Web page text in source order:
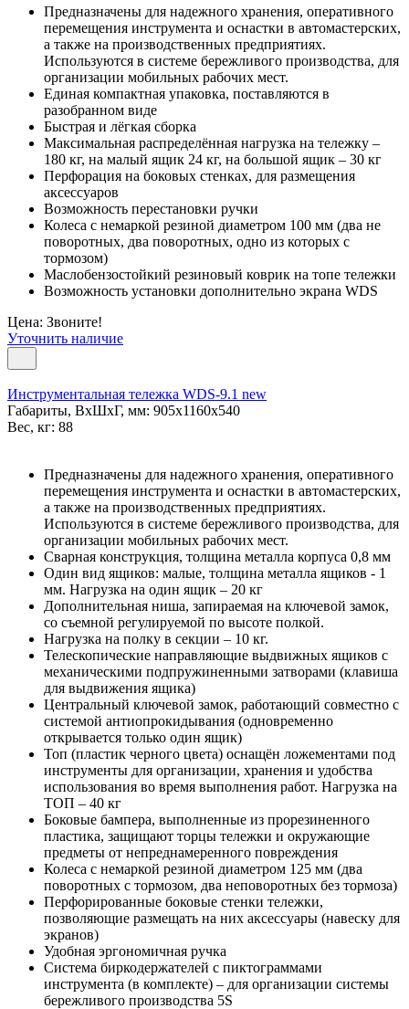
Предназначены для надежного хранения, оперативного
перемещения инструмента и оснастки в автомастерских,
а также на производственных предприятиях.
Используются в системе бережливого производства, для
организации мобильных рабочих мест.
Единая компактная упаковка, поставляются в
разобранном виде
Быстрая и лёгкая сборка
Максимальная распределённая нагрузка на тележку –
180 кг, на малый ящик 24 кг, на большой ящик – 30 кг
Перфорация на боковых стенках, для размещения
аксессуаров
Возможность перестановки ручки
Колеса с немаркой резиной диаметром 100 мм (два не
поворотных, два поворотных, одно из которых с
тормозом)
Маслобензостойкий резиновый коврик на топе тележки
Возможность установки дополнительно экрана WDS
Цена: Звоните!
Уточнить наличие
Инструментальная тележка WDS-9.1 new
Габариты, ВxШxГ, мм: 905x1160x540
Вес, кг: 88
Предназначены для надежного хранения, оперативного
перемещения инструмента и оснастки в автомастерских,
а также на производственных предприятиях.
Используются в системе бережливого производства, для
организации мобильных рабочих мест.
Сварная конструкция, толщина металла корпуса 0,8 мм
Один вид ящиков: малые, толщина металла ящиков - 1
мм. Нагрузка на один ящик – 20 кг
Дополнительная ниша, запираемая на ключевой замок,
со съемной регулируемой по высоте полкой.
Нагрузка на полку в секции – 10 кг.
Телескопические направляющие выдвижных ящиков с
механическими подпружиненными затворами (клавиша
для выдвижения ящика)
Центральный ключевой замок, работающий совместно с
системой антиопрокидывания (одновременно
открывается только один ящик)
Топ (пластик черного цвета) оснащён ложементами под
инструменты для организации, хранения и удобства
использования во время выполнения работ. Нагрузка на
ТОП – 40 кг
Боковые бампера, выполненные из прорезиненного
пластика, защищают торцы тележки и окружающие
предметы от непреднамеренного повреждения
Колеса с немаркой резиной диаметром 125 мм (два
поворотных с тормозом, два неповоротных без тормоза)
Перфорированные боковые стенки тележки,
позволяющие размещать на них аксессуары (навеску для
экранов)
Удобная эргономичная ручка
Система биркодержателей с пиктограммами
инструмента (в комплекте) – для организации системы
бережливого производства 5S